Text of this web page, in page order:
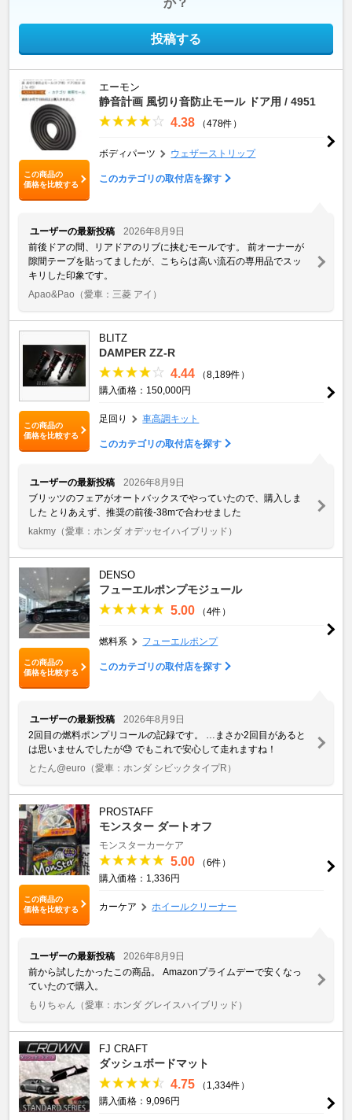
投稿する
この商品の
価格を比較する
エーモン
静音計画 風切り音防止モール ドア用 / 4951
4.38 （478件）
ボディパーツ ウェザーストリップ
このカテゴリの取付店を探す
ユーザーの最新投稿
2026年8月9日
前後ドアの間、リアドアのリブに挟むモールです。 前オーナーが
隙間テープを貼ってましたが、こちらは高い流石の専用品でスッ
キリした印象です。
Apao&Pao （愛車：三菱 アイ）
この商品の
価格を比較する
BLITZ
DAMPER ZZ-R
4.44
（8,189件）
購入価格：150,000円
足回り 車高調キット
このカテゴリの取付店を探す
ユーザーの最新投稿
2026年8月9日
ブリッツのフェアがオートバックスでやっていたので、購入しま
した とりあえず、推奨の前後-38mで合わせました
kakmy （愛車：ホンダ オデッセイハイブリッド）
この商品の
価格を比較する
DENSO
フューエルポンプモジュール
5.00 （4件）
燃料系 フューエルポンプ
このカテゴリの取付店を探す
ユーザーの最新投稿
2026年8月9日
2回目の燃料ポンプリコールの記録です。 …まさか2回目があると
は思いませんでしたが😓 でもこれで安心して走れますね！
とたん@euro （愛車：ホンダ シビックタイプR）
この商品の
価格を比較する
PROSTAFF
モンスター ダートオフ
モンスターカーケア
5.00
（6件）
購入価格：1,336円
カーケア ホイールクリーナー
ユーザーの最新投稿
2026年8月9日
前から試したかったこの商品。 Amazonプライムデーで安くなっ
ていたので購入。
もりちゃん （愛車：ホンダ グレイスハイブリッド）
FJ CRAFT
ダッシュボードマット
4.75
（1,334件）
購入価格：9,096円